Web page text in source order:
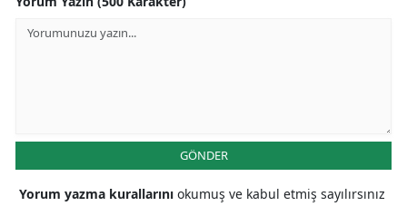
GÖNDER
Yorum yazma kurallarını okumuş ve kabul etmiş sayılırsınız